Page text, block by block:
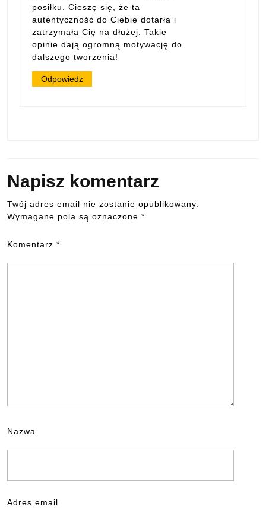
posiłku. Cieszę się, że ta
autentyczność do Ciebie dotarła i
zatrzymała Cię na dłużej. Takie
opinie dają ogromną motywację do
dalszego tworzenia!
Odpowiedz
Napisz komentarz
Twój adres email nie zostanie opublikowany.
Wymagane pola są oznaczone *
Komentarz *
Nazwa
Adres email